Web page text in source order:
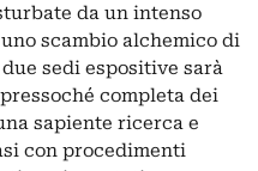
da un intenso
scambio alchemico di
sedi espositive sarà
completa dei
sapiente ricerca e
con procedimenti